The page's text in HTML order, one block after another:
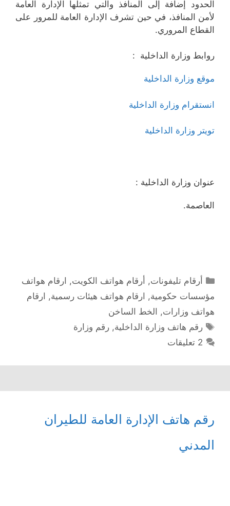
الحدود إضافة إلى المنافذ والتي تمثلها الإدارة العامة
لأمن المنافذ، في حين تشرف الإدارة العامة للمرور على
القطاع المروري.
روابط وزارة الداخلية :
موقع وزارة الداخلية
انستقرام وزارة الداخلية
تويتر وزارة الداخلية
عنوان وزارة الداخلية :
العاصمة.
التصنيفات
أرقام تليفونات, أرقام هواتف الكويت, ارقام هواتف
مؤسسات حكومية, ارقام هواتف هيئات رسمية, ارقام
هواتف وزارات, الخط الساخن
الوسوم
رقم هاتف وزارة الداخلية,رقم وزارة
2 تعليقات
رقم هاتف الإدارة العامة للطيران
المدني